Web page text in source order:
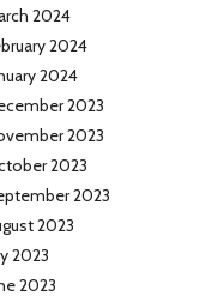
2024
2024
2024
2023
2023
2023
2023
2023
2023
2023